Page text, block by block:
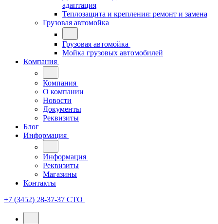
адаптация
Теплозащита и крепления: ремонт и замена
Грузовая автомойка
Грузовая автомойка
Мойка грузовых автомобилей
Компания
Компания
О компании
Новости
Документы
Реквизиты
Блог
Информация
Информация
Реквизиты
Магазины
Контакты
+7 (3452) 28-37-37 СТО